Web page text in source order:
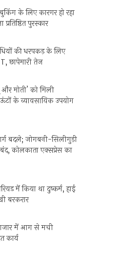
के लिए कारगर हो रहा
पुरस्कार
की धरपकड़ के लिए
छापेमारी तेज
मोती’ को मिली
के व्यावसायिक उपयोग
बदले; जोगबनी-सिलीगुड़ी
कोलकाता एक्सप्रेस का
में किया था दुष्कर्म, हाई
बरकरार
में आग से मची
कार्य